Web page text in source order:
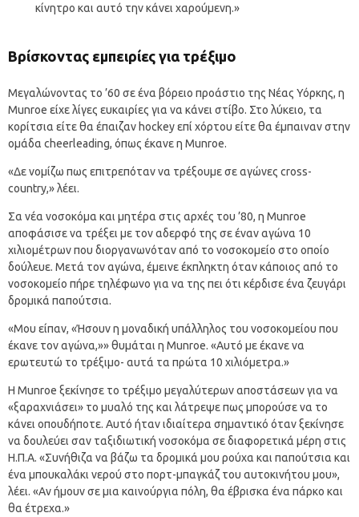
κίνητρο και αυτό την κάνει χαρούμενη.»
Βρίσκοντας εμπειρίες για τρέξιμο
Μεγαλώνοντας το ’60 σε ένα βόρειο προάστιο της Νέας Υόρκης, η
Munroe είχε λίγες ευκαιρίες για να κάνει στίβο. Στο λύκειο, τα
κορίτσια είτε θα έπαιζαν hockey επί χόρτου είτε θα έμπαιναν στην
ομάδα cheerleading, όπως έκανε η Munroe.
«Δε νομίζω πως επιτρεπόταν να τρέξουμε σε αγώνες cross-
country,» λέει.
Σα νέα νοσοκόμα και μητέρα στις αρχές του ’80, η Munroe
αποφάσισε να τρέξει με τον αδερφό της σε έναν αγώνα 10
χιλιομέτρων που διοργανωνόταν από το νοσοκομείο στο οποίο
δούλευε. Μετά τον αγώνα, έμεινε έκπληκτη όταν κάποιος από το
νοσοκομείο πήρε τηλέφωνο για να της πει ότι κέρδισε ένα ζευγάρι
δρομικά παπούτσια.
«Μου είπαν, «Ήσουν η μοναδική υπάλληλος του νοσοκομείου που
έκανε τον αγώνα,»» θυμάται η Munroe. «Αυτό με έκανε να
ερωτευτώ το τρέξιμο- αυτά τα πρώτα 10 χιλιόμετρα.»
Η Munroe ξεκίνησε το τρέξιμο μεγαλύτερων αποστάσεων για να
«ξαραχνιάσει» το μυαλό της και λάτρεψε πως μπορούσε να το
κάνει οπουδήποτε. Αυτό ήταν ιδιαίτερα σημαντικό όταν ξεκίνησε
να δουλεύει σαν ταξιδιωτική νοσοκόμα σε διαφορετικά μέρη στις
Η.Π.Α. «Συνήθιζα να βάζω τα δρομικά μου ρούχα και παπούτσια και
ένα μπουκαλάκι νερού στο πορτ-μπαγκάζ του αυτοκινήτου μου»,
λέει. «Αν ήμουν σε μια καινούργια πόλη, θα έβρισκα ένα πάρκο και
θα έτρεχα.»